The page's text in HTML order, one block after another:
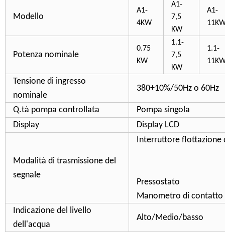
Modello
A1-
4KW
A1-
7,5
KW
A1-
Potenza nominale
0.75
KW
1.1-
7,5
KW
1.1-
Tensione di ingresso
nominale
380+10%/50Hz o 60Hz
Q.tà pompa controllata
Pompa singola
Display
Display LCD
Modalità di trasmissione del
segnale
Interruttore flottazione
Manometro di
Indicazione del livello
dell'acqua
Alto/Medio/basso